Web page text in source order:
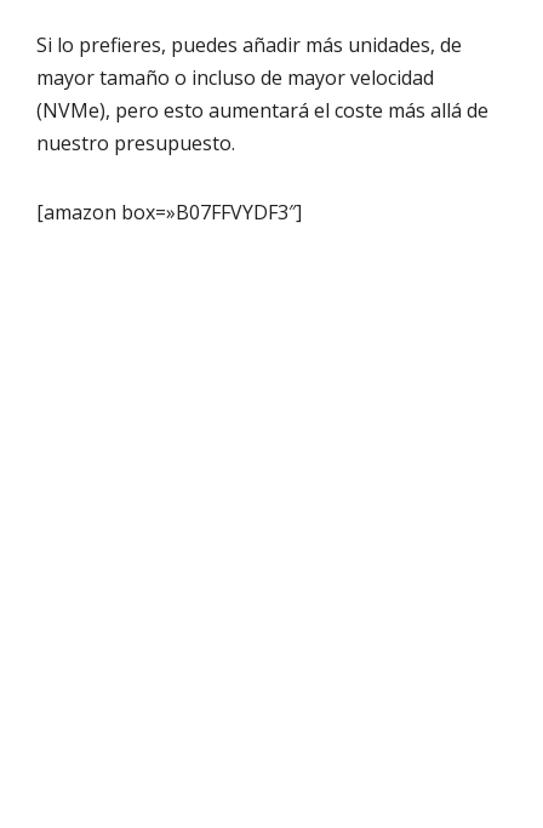
Si lo prefieres, puedes añadir más unidades, de
mayor tamaño o incluso de mayor velocidad
(NVMe), pero esto aumentará el coste más allá de
nuestro presupuesto.
[amazon box=»B07FFVYDF3″]